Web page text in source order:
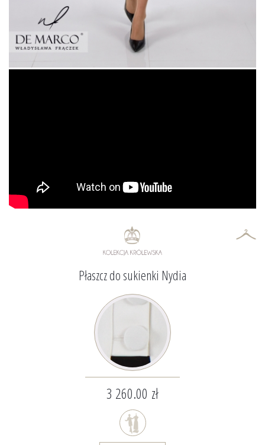
Płaszcz do sukienki Nydia
3 260.00 zł